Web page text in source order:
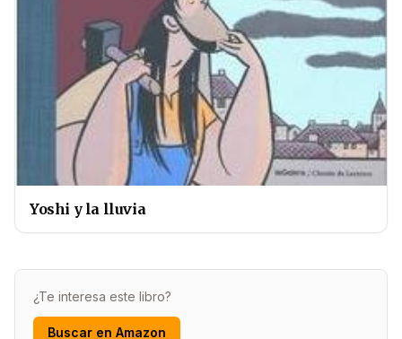
Yoshi y la lluvia
¿Te interesa este libro?
Buscar en Amazon